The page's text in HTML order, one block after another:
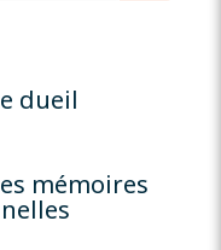
dueil
mémoires